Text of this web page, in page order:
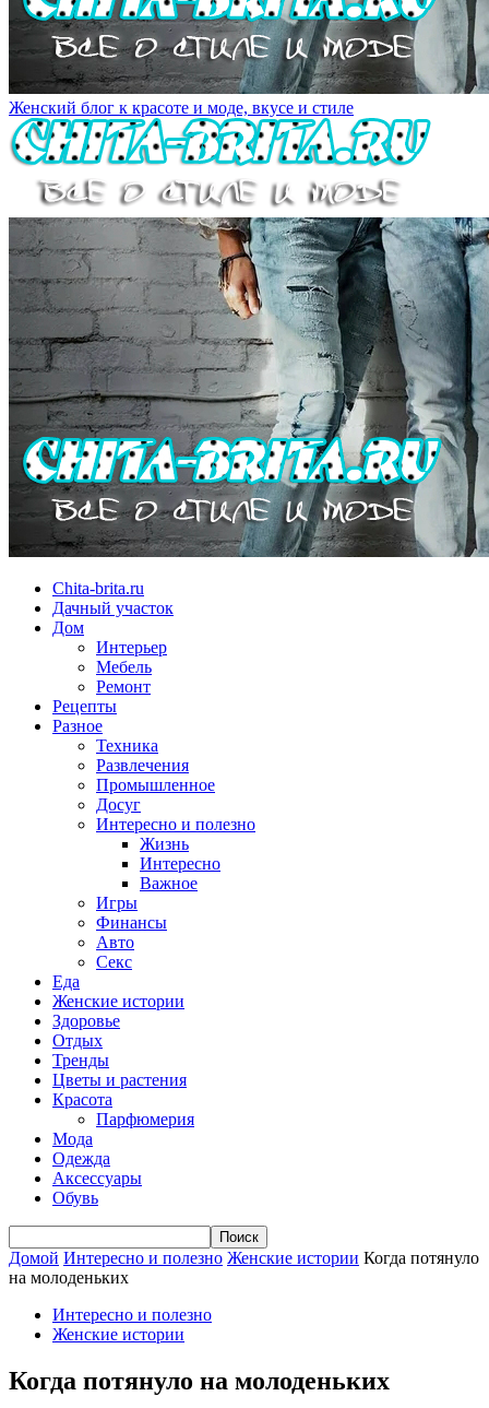
Женский блог к красоте и моде, вкусе и стиле
Chita-brita.ru
Дачный участок
Дом
Интерьер
Мебель
Ремонт
Рецепты
Разное
Техника
Развлечения
Промышленное
Досуг
Интересно и полезно
Жизнь
Интересно
Важное
Игры
Финансы
Авто
Секс
Еда
Женские истории
Здоровье
Отдых
Тренды
Цветы и растения
Красота
Парфюмерия
Мода
Одежда
Аксессуары
Обувь
Домой Интересно и полезно Женские истории Когда потянуло
на молоденьких
Интересно и полезно
Женские истории
Когда потянуло на молоденьких